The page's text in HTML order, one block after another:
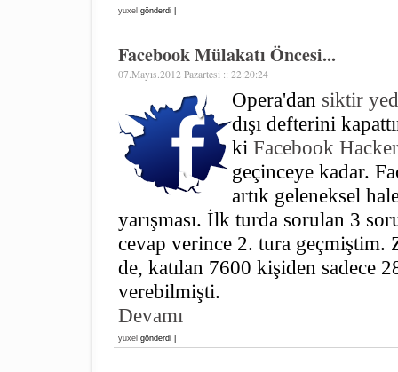
yuxel gönderdi |
Facebook Mülakatı Öncesi...
07.Mayıs.2012 Pazartesi :: 22:20:24
Opera'dan siktir
dışı defterini
ki Facebook
geçinceye kadar.
artık geleneksel
yarışması. İlk turda sorulan 3
cevap verince 2. tura geçmiştim.
de, katılan 7600 kişiden sadece
verebilmişti.
Devamı
yuxel gönderdi |